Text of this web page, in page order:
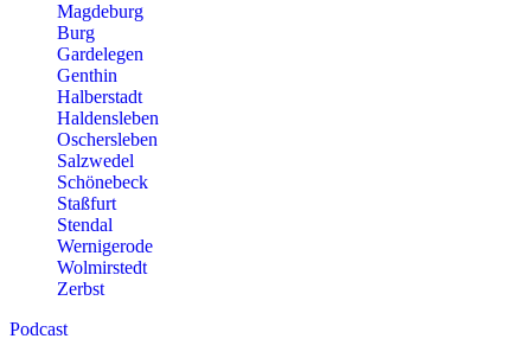
Magdeburg
Burg
Gardelegen
Genthin
Halberstadt
Haldensleben
Oschersleben
Salzwedel
Schönebeck
Staßfurt
Stendal
Wernigerode
Wolmirstedt
Zerbst
Podcast